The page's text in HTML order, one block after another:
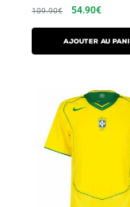
109.90€ 54.90€
AJOUTER AU